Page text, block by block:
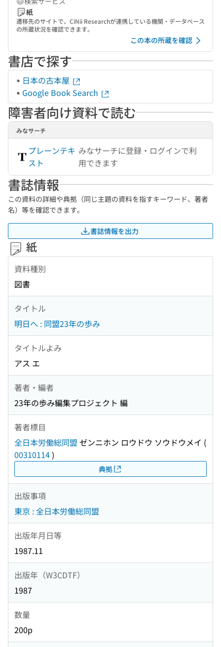
紙
遷移先のサイトで、CiNii Researchが連携している機関・データベース
の所蔵状況を確認できます。
この本の所蔵を確認
書店で探す
日本の古本屋
Google Book Search
障害者向け資料で読む
みなサーチ
プレーンテキ
スト
みなサーチに登録・ログインで利
用できます
書誌情報
この資料の詳細や典拠（同じ主題の資料を指すキーワード、著者
名）等を確認できます。
書誌情報を出力
紙
資料種別
図書
タイトル
明日へ : 同盟23年の歩み
タイトルよみ
アス エ
著者・編者
23年の歩み編集プロジェクト 編
著者標目
全日本労働総同盟 ゼンニホン ロウドウ ソウドウメイ (
00310114)
典拠
出版事項
東京 : 全日本労働総同盟
出版年月日等
1987.11
出版年（W3CDTF）
1987
数量
200p